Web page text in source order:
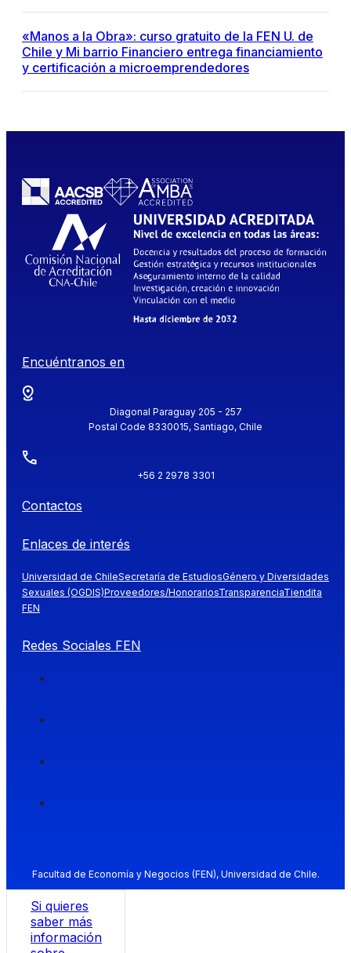
«Manos a la Obra»: curso gratuito de la FEN U. de
Chile y Mi barrio Financiero entrega financiamiento
y certificación a microemprendedores
Encuéntranos en
Diagonal Paraguay 205 - 257
Postal Code 8330015, Santiago, Chile
+56 2 2978 3301
Contactos
Enlaces de interés
Universidad de ChileSecretaría de EstudiosGénero y Diversidades
Sexuales (OGDIS)Proveedores/HonorariosTransparenciaTiendita
FEN
Redes Sociales FEN
Facultad de Economía y Negocios (FEN), Universidad de Chile.
Si quieres
saber más
información